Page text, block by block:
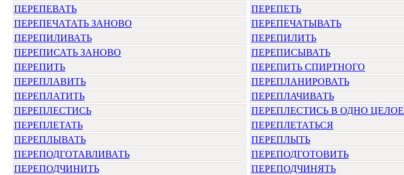
ПЕРЕПЕВАТЬ
ПЕРЕПЕТЬ
ПЕРЕПЕЧАТАТЬ ЗАНОВО
ПЕРЕПЕЧАТЫВАТЬ
ПЕРЕПИЛИВАТЬ
ПЕРЕПИЛИТЬ
ПЕРЕПИСАТЬ ЗАНОВО
ПЕРЕПИСЫВАТЬ
ПЕРЕПИТЬ
ПЕРЕПИТЬ СПИРТНОГО
ПЕРЕПЛАВИТЬ
ПЕРЕПЛАНИРОВАТЬ
ПЕРЕПЛАТИТЬ
ПЕРЕПЛАЧИВАТЬ
ПЕРЕПЛЕСТИСЬ
ПЕРЕПЛЕСТИСЬ В ОДНО ЦЕЛОЕ
ПЕРЕПЛЕТАТЬ
ПЕРЕПЛЕТАТЬСЯ
ПЕРЕПЛЫВАТЬ
ПЕРЕПЛЫТЬ
ПЕРЕПОДГОТАВЛИВАТЬ
ПЕРЕПОДГОТОВИТЬ
ПЕРЕПОДЧИНИТЬ
ПЕРЕПОДЧИНЯТЬ